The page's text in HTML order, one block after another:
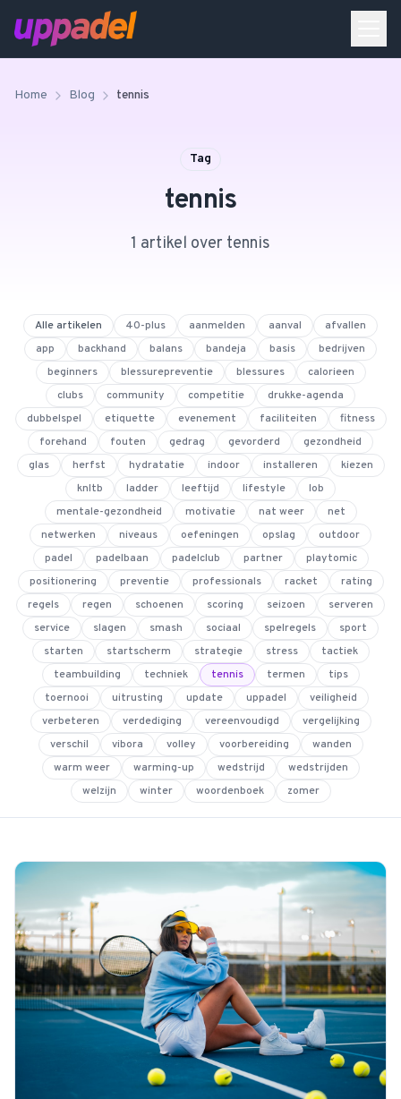
4.9van 128 reviews
Home Blog tennis
Tag
tennis
1 artikel over tennis
Alle artikelen 40-plus aanmelden aanval
afvallen
app
backhand balans bandeja basis
bedrijven
beginners
blessurepreventie blessures
calorieen
clubs
community competitie
drukke-agenda
dubbelspel
etiquette evenement faciliteiten
fitness
forehand
fouten gedrag gevorderd
gezondheid
glas
herfst hydratatie indoor installeren
kiezen
knltb
ladder leeftijd lifestyle
lob
mentale-gezondheid
motivatie nat weer
net
netwerken
niveaus oefeningen opslag
outdoor
padel
padelbaan padelclub partner
playtomic
positionering
preventie professionals racket
rating
regels
regen schoenen scoring seizoen
serveren
service
slagen smash sociaal spelregels
sport
starten
startscherm strategie stress
tactiek
teambuilding
techniek tennis termen
tips
toernooi
uitrusting update uppadel
veiligheid
verbeteren
verdediging vereenvoudigd
vergelijking
verschil
vibora volley voorbereiding
wanden
warm weer
warming-up wedstrijd
wedstrijden
welzijn
winter woordenboek zomer